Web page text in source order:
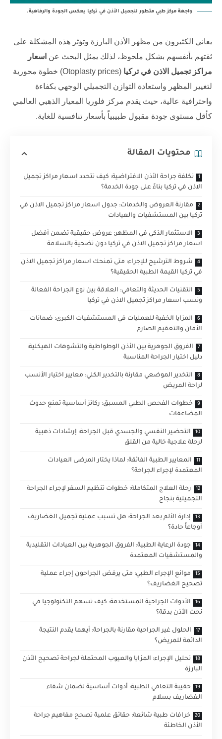
واجهة مركز طبي متطور لتجميل الأذن في تركيا يعكس الجودة والرفاهية.
يعاني الكثيرون من مظهر الأذن البارزة وتؤثر هذه المشكلة على
ثقتهم بأنفسهم بشكل ملحوظ، لذلك يمثل البحث عن اسعار
مراكز تجميل الاذن في تركيا
(Otoplasty prices) خطوة محورية
لتغيير المظهر واستعادة التوازن التجميلي الوجهي بكفاءة
واحترافية عالية، حيث يقدم مركز فلوريا المعيار الذهبي العالمي
كأقل مستوى جودة مقبول طبيبياً بأسعار تنافسية للغاية.
محتويات المقالة
تكلفة جراحة الأذن الافتراضية: كيف تتحدد اسعار مراكز تجميل
الاذن في تركيا بناءً على جودة الخدمة؟
مقارنة العروض والخدمات: جدول اسعار مراكز تجميل الاذن في
تركيا بين المستشفيات والعيادات
الاستثمار الذكي في المظهر: عروض حقيقية تضمن أفضل
اسعار مراكز تجميل الاذن في تركيا دون تضحية بالسلامة
شروط الترشيح للإجراء: متى تمنحك اسعار مراكز تجميل الاذن
في تركيا القيمة الطبية الحقيقية؟
التقنيات الحديثة والتعافي: العلاقة بين نوع الجراحة الفعالة
ونسب اسعار مراكز تجميل الاذن في تركيا
المزايا الخفية للعمليات في المستشفيات الكبرى: ضمانات
الأمان والتعقيم الصارم
الفروق الجوهرية بين الأذن الوطواطية والتشوهات الهيكلية:
دليل اختيار الجراحة المناسبة
التخدير الموضعي مقارنة بالتخدير الكلي: معايير اختيار الأنسب
لراحة المريض
خطوات الفحص الطبي المسبق: ركائز أساسية تمنع حدوث
المضاعفات
التحضير النفسي والجسدي قبل الجراحة: إرشادات ذهبية
لرحلة علاجية خالية من القلق
المعايير الطبية الفائقة: لماذا يختار المرضى العيادات
المعتمدة لإجراء الجراحة؟
رحلة العلاج المتكاملة: خطوات تنظيم السفر لإجراء الجراحة
التجميلية بنجاح
إدارة الألم بعد الجراحة: هل تسبب عملية تجميل الغضاريف
أوجاعاً حادة؟
جودة الرعاية الطبية: الفروق الجوهرية بين العيادات التقليدية
والمستشفيات المعتمدة
موانع الإجراء الطبي: متى يرفض الجراحون إجراء عملية
تصحيح الغضاريف؟
الأدوات الجراحية المستخدمة: كيف تسهم التكنولوجيا في
نحت الأذن بدقة؟
الحلول غير الجراحية مقارنة بالجراحة: أيهما يقدم النتيجة
الدائمة للمريض؟
تحليل الإجراء: المزايا والعيوب المحتملة لجراحة تصحيح الأذن
البارزة
حقيبة التعافي الطبية: أدوات أساسية لضمان شفاء
الغضاريف بسلام
خرافات طبية شائعة: حقائق علمية تصحح مفاهيم جراحة
الأذن الخاطئة